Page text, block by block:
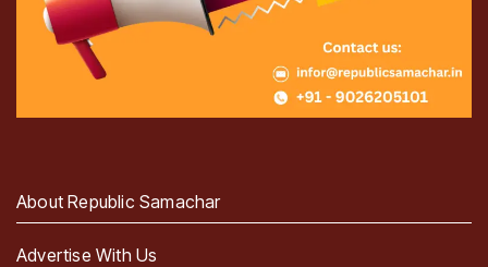
About Republic Samachar
Advertise With Us